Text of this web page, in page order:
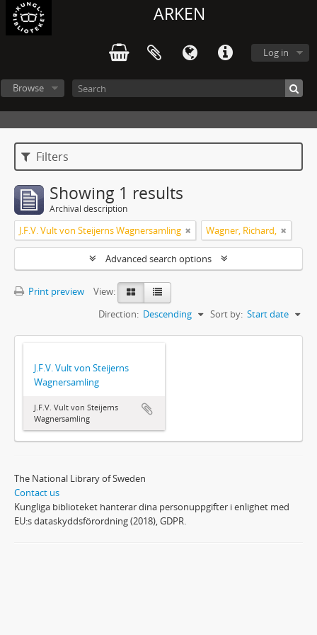
ARKEN
Log in
Browse
Filters
Showing 1 results
Archival description
J.F.V. Vult von Steijerns Wagnersamling Wagner, Richard,
Advanced search options
Print preview
View:
Sort by: Start date
Direction: Descending
J.F.V. Vult von Steijerns
Wagnersamling
J.F.V. Vult von Steijerns
Wagnersamling
The National Library of Sweden
Contact us
Kungliga biblioteket hanterar dina personuppgifter i enlighet med
EU:s dataskyddsförordning (2018), GDPR.